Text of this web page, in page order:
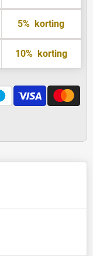
5% korting
10%korting